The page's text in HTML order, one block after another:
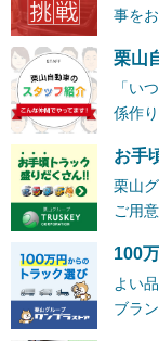
事を
栗山
「い
係作
お手
栗山
ご用
100
よい
ブラ